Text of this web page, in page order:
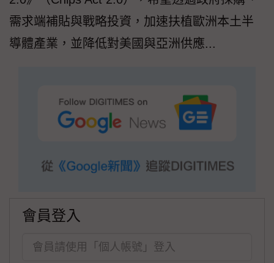
需求端補貼與戰略投資，加速扶植歐洲本土半
導體產業，並降低對美國與亞洲供應...
會員登入